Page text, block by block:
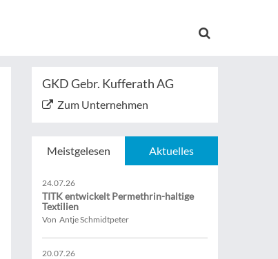
GKD Gebr. Kufferath AG
Zum Unternehmen
Meistgelesen Aktuelles
24.07.26
TITK entwickelt Permethrin-haltige
Textilien
Von Antje Schmidtpeter
20.07.26